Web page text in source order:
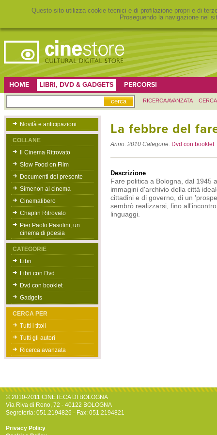
Questo sito utilizza cookie tecnici e di profilazione propri e di
Proseguendo la navigazione nel
HOME LIBRI, DVD & GADGETS PERCORSI
RICERCA AVANZATA
Novità e anticipazioni
COLLANE
Il Cinema Ritrovato
Slow Food on Film
Documenti del presente
Simenon al cinema
Cinemalibero
Chaplin Ritrovato
Pier Paolo Pasolini, un
cinema di poesia
CATEGORIE
Libri
Libri con Dvd
Dvd con booklet
Gadgets
CERCA PER
Tutti i titoli
Tutti gli autori
Ricerca avanzata
La febbre del
Anno:2010 Categorie: Dvd con booklet
Descrizione
Fare politica a Bologna, dal 1945
immagini d'archivio della città
cittadini e di governo, di un
sembrò realizzarsi, fino
linguaggi.
© 2010-2011 CINETECA DI BOLOGNA
Via Riva di Reno, 72 - 40122 BOLOGNA
Segreteria: 051.2194826 - Fax: 051.2194821
Privacy Policy